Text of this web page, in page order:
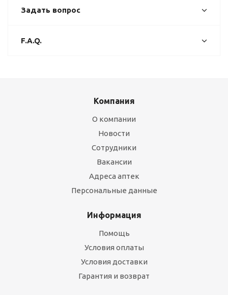
Задать вопрос
F.A.Q.
Компания
О компании
Новости
Сотрудники
Вакансии
Адреса аптек
Персональные данные
Информация
Помощь
Условия оплаты
Условия доставки
Гарантия и возврат